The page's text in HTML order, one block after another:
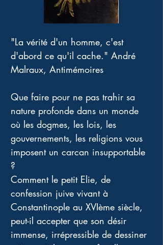
"La vérité d'un homme, c'est
d'abord ce qu'il cache." André
Malraux, Antimémoires
Que faire pour ne pas trahir sa
nature profonde dans un monde
où les dogmes, les lois, les
gouvernements, les religions vous
imposent un carcan insupportable
?
Comment le petit Elie, de
confession juive vivant à
Constantinople au XVIème siècle,
peut-il accepter que son désir
immense, irrépressible de dessiner